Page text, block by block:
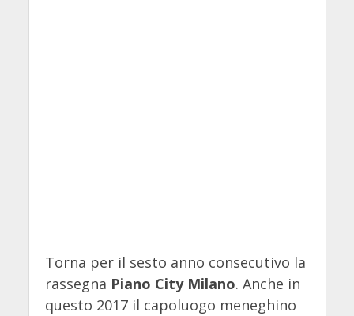
Torna per il sesto anno consecutivo la
rassegna Piano City Milano. Anche in
questo 2017 il capoluogo meneghino